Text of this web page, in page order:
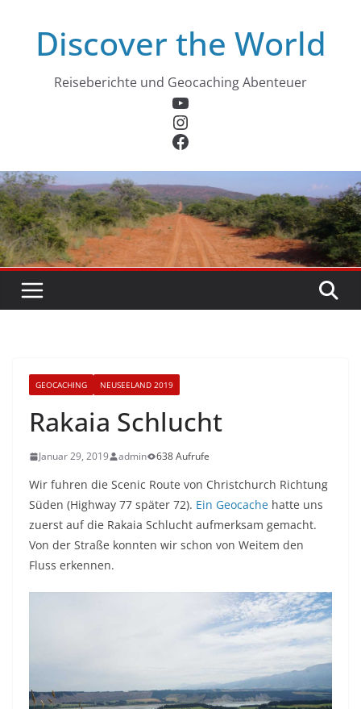
springenDiscover the World
Reiseberichte und Geocaching Abenteuer
YouTube
Instagram
Facebook
GEOCACHING NEUSEELAND 2019
Rakaia Schlucht
Januar 29, 2019 admin 638 Aufrufe
Wir fuhren die Scenic Route von Christchurch Richtung
Süden (Highway 77 später 72). Ein Geocache hatte uns
zuerst auf die Rakaia Schlucht aufmerksam gemacht.
Von der Straße konnten wir schon von Weitem den
Fluss erkennen.